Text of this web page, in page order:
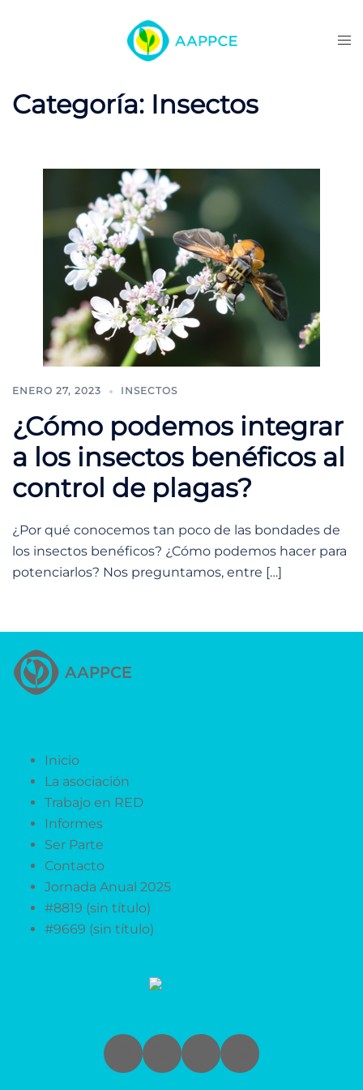
Categoría: Insectos
ENERO 27, 2023 INSECTOS
¿Cómo podemos integrar
a los insectos benéficos al
control de plagas?
¿Por qué conocemos tan poco de las bondades de
los insectos benéficos? ¿Cómo podemos hacer para
potenciarlos? Nos preguntamos, entre […]
Inicio
La asociación
Trabajo en RED
Informes
Ser Parte
Contacto
Jornada Anual 2025
#8819 (sin título)
#9669 (sin título)